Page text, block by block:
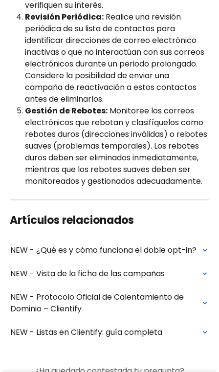
verifiquen su interés.
Revisión Periódica: Realice una revisión
periódica de su lista de contactos para
identificar direcciones de correo electrónico
inactivas o que no interactúan con sus correos
electrónicos durante un periodo prolongado.
Considere la posibilidad de enviar una
campaña de reactivación a estos contactos
antes de eliminarlos.
Gestión de Rebotes: Monitoree los correos
electrónicos que rebotan y clasifíquelos como
rebotes duros (direcciones inválidas) o rebotes
suaves (problemas temporales). Los rebotes
duros deben ser eliminados inmediatamente,
mientras que los rebotes suaves deben ser
monitoreados y gestionados adecuadamente.
Artículos relacionados
NEW - ¿Qué es y cómo funciona el doble opt-in?
NEW - Vista de la ficha de las campañas
NEW - Protocolo Oficial de Calentamiento de
Dominio – Clientify
NEW - Listas en Clientify: guía completa